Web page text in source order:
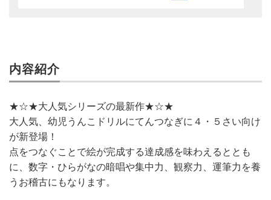
内容紹介
★☆★大人気シリーズの最新作★☆★
大人気、幼児うんこドリルにてんつなぎに４・５さい向け
が新登場！
点をつなぐことで絵が完成する達成感を味わえるととも
に、数字・ひらがなの暗唱や集中力、観察力、運筆力を養
うお稽古にもなります。